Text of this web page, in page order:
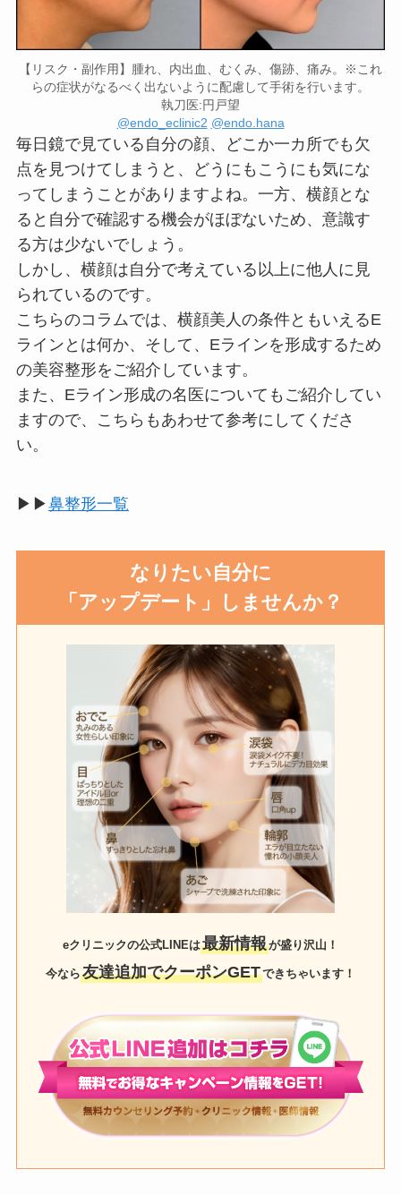
【リスク・副作用】腫れ、内出血、むくみ、傷跡、痛み。※これ
らの症状がなるべく出ないように配慮して手術を行います。
執刀医:円戸望
@endo_eclinic2 @endo.hana
毎日鏡で見ている自分の顔、どこか一カ所でも欠
点を見つけてしまうと、どうにもこうにも気にな
ってしまうことがありますよね。一方、横顔とな
ると自分で確認する機会がほぼないため、意識す
る方は少ないでしょう。
しかし、横顔は自分で考えている以上に他人に見
られているのです。
こちらのコラムでは、横顔美人の条件ともいえるE
ラインとは何か、そして、Eラインを形成するため
の美容整形をご紹介しています。
また、Eライン形成の名医についてもご紹介してい
ますので、こちらもあわせて参考にしてくださ
い。
▶▶鼻整形一覧
なりたい自分に
「 アップデート」しませんか？
eクリニックの公式LINEは最新情報が盛り沢山！
今なら 友達追加でクーポンGETできちゃいます！